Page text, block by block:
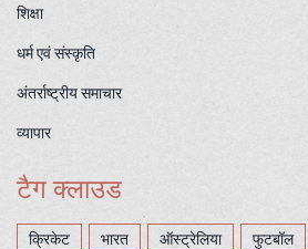
शिक्षा
धर्म एवं संस्कृति
अंतर्राष्ट्रीय समाचार
व्यापार
टैग क्लाउड
क्रिकेट भारत ऑस्ट्रेलिया फुटबॉल